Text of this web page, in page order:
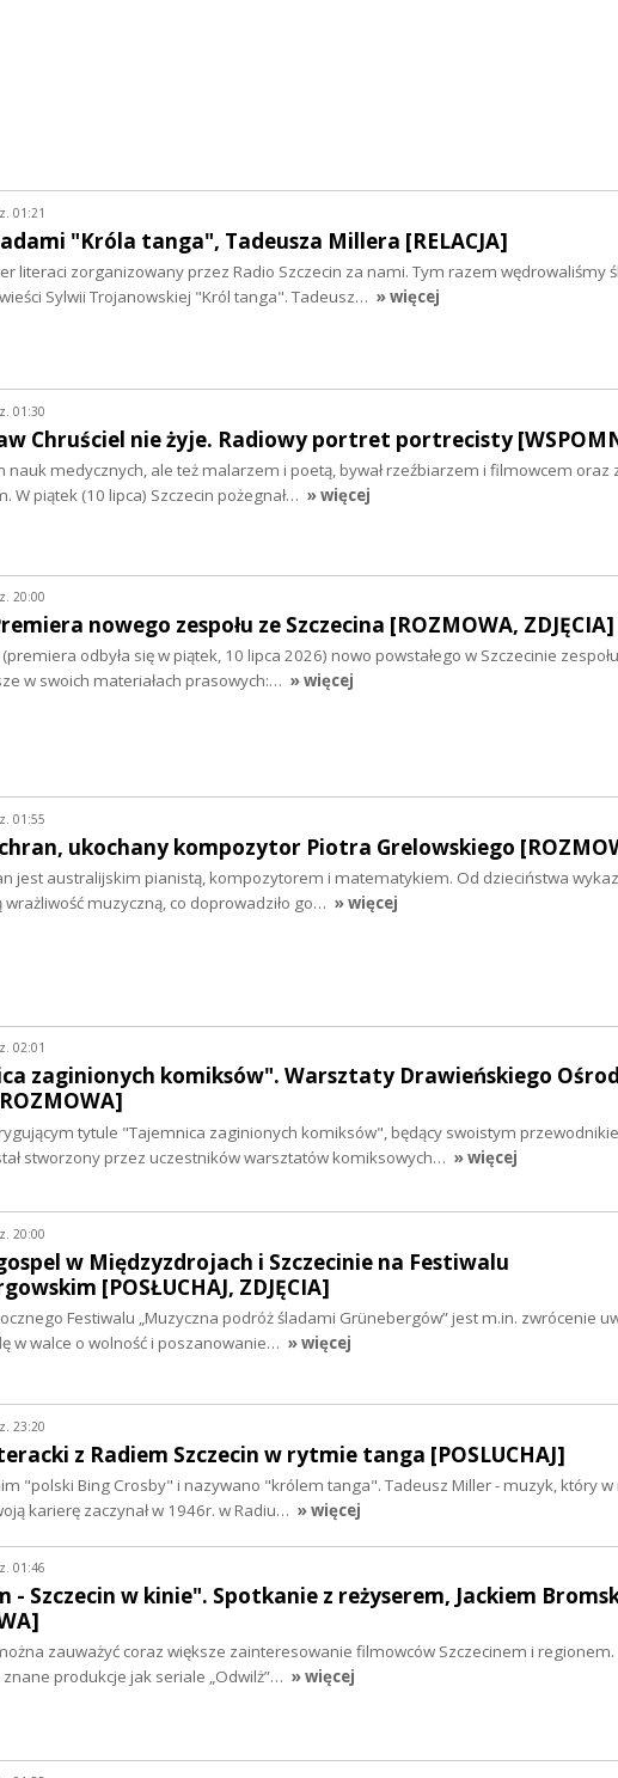
01:21
"Króla tanga", Tadeusza Millera [RELACJA]
literaci zorganizowany przez Radio Szczecin za nami. Tym razem wędrowaliśmy
Sylwii Trojanowskiej "Król tanga". Tadeusz… » więcej
01:30
Chruściel nie żyje. Radiowy portret portrecisty
nauk medycznych, ale też malarzem i poetą, bywał rzeźbiarzem i filmowcem oraz
W piątek (10 lipca) Szczecin pożegnał… » więcej
20:00
nowego zespołu ze Szczecina [ROZMOWA, ZDJĘCIA]
odbyła się w piątek, 10 lipca 2026) nowo powstałego w Szczecinie
w swoich materiałach prasowych:… » więcej
01:55
ukochany kompozytor Piotra Grelowskiego
jest australijskim pianistą, kompozytorem i matematykiem. Od dzieciństwa
muzyczną, co doprowadziło go… » więcej
02:01
zaginionych komiksów". Warsztaty Drawieńskiego
tytule "Tajemnica zaginionych komiksów", będący swoistym
stworzony przez uczestników warsztatów komiksowych… » więcej
20:00
w Międzyzdrojach i Szczecinie na Festiwalu
[POSŁUCHAJ, ZDJĘCIA]
Festiwalu „Muzyczna podróż śladami Grünebergów” jest m.in. zwrócenie
w walce o wolność i poszanowanie… » więcej
23:20
z Radiem Szczecin w rytmie tanga [POSLUCHAJ]
"polski Bing Crosby" i nazywano "królem tanga". Tadeusz Miller - muzyk, który w
karierę zaczynał w 1946r. w Radiu… » więcej
01:46
- Szczecin w kinie". Spotkanie z reżyserem, Jackiem
zauważyć coraz większe zainteresowanie filmowców Szczecinem i
znane produkcje jak seriale „Odwilż”… » więcej